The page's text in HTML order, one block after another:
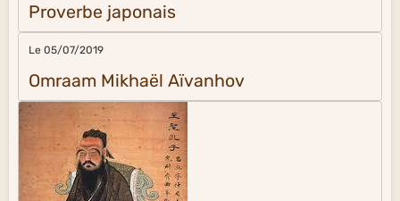
Proverbe japonais
Le 05/07/2019
Omraam Mikhaël Aïvanhov